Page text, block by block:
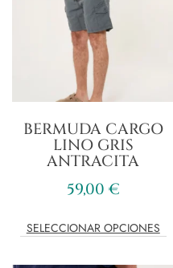
BERMUDA CARGO
LINO GRIS
ANTRACITA
59,00€
SELECCIONAR OPCIONES